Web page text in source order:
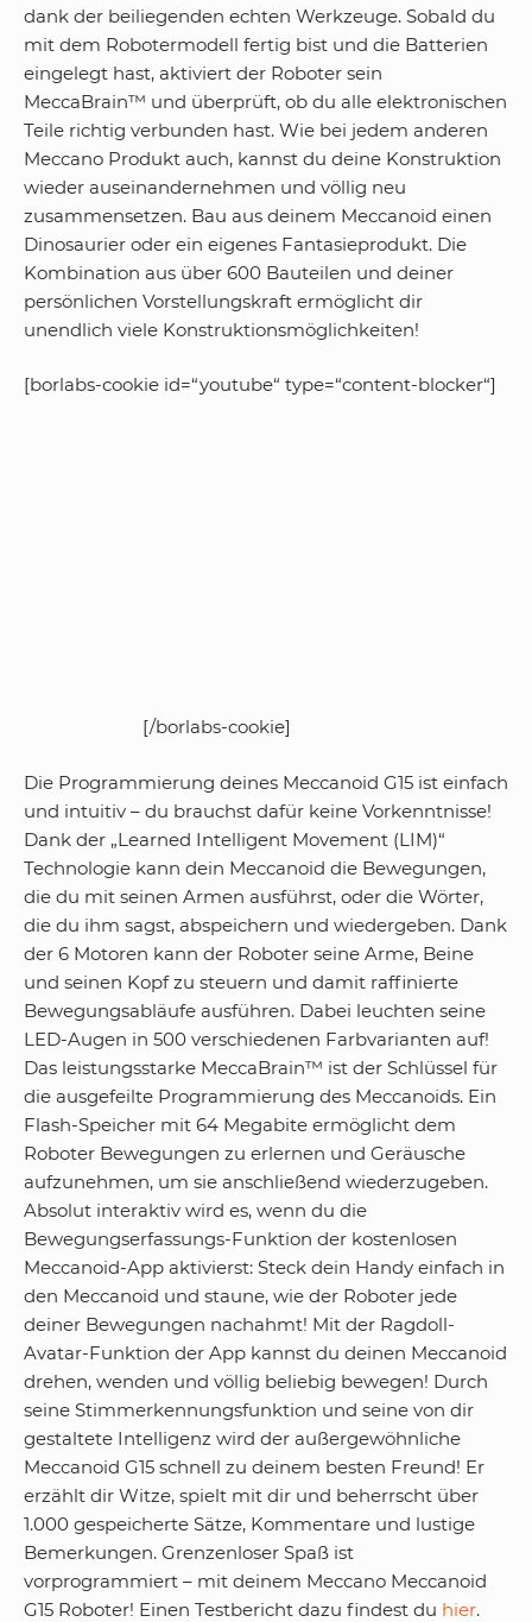
dank der beiliegenden echten Werkzeuge. Sobald du
mit dem Robotermodell fertig bist und die Batterien
eingelegt hast, aktiviert der Roboter sein
MeccaBrain™ und überprüft, ob du alle elektronischen
Teile richtig verbunden hast. Wie bei jedem anderen
Meccano Produkt auch, kannst du deine Konstruktion
wieder auseinandernehmen und völlig neu
zusammensetzen. Bau aus deinem Meccanoid einen
Dinosaurier oder ein eigenes Fantasieprodukt. Die
Kombination aus über 600 Bauteilen und deiner
persönlichen Vorstellungskraft ermöglicht dir
unendlich viele Konstruktionsmöglichkeiten!
[borlabs-cookie id=“youtube“ type=“content-blocker“]
[/borlabs-cookie]
Die Programmierung deines Meccanoid G15 ist einfach
und intuitiv – du brauchst dafür keine Vorkenntnisse!
Dank der „Learned Intelligent Movement (LIM)“
Technologie kann dein Meccanoid die Bewegungen,
die du mit seinen Armen ausführst, oder die Wörter,
die du ihm sagst, abspeichern und wiedergeben. Dank
der 6 Motoren kann der Roboter seine Arme, Beine
und seinen Kopf zu steuern und damit raffinierte
Bewegungsabläufe ausführen. Dabei leuchten seine
LED-Augen in 500 verschiedenen Farbvarianten auf!
Das leistungsstarke MeccaBrain™ ist der Schlüssel für
die ausgefeilte Programmierung des Meccanoids. Ein
Flash-Speicher mit 64 Megabite ermöglicht dem
Roboter Bewegungen zu erlernen und Geräusche
aufzunehmen, um sie anschließend wiederzugeben.
Absolut interaktiv wird es, wenn du die
Bewegungserfassungs-Funktion der kostenlosen
Meccanoid-App aktivierst: Steck dein Handy einfach in
den Meccanoid und staune, wie der Roboter jede
deiner Bewegungen nachahmt! Mit der Ragdoll-
Avatar-Funktion der App kannst du deinen Meccanoid
drehen, wenden und völlig beliebig bewegen! Durch
seine Stimmerkennungsfunktion und seine von dir
gestaltete Intelligenz wird der außergewöhnliche
Meccanoid G15 schnell zu deinem besten Freund! Er
erzählt dir Witze, spielt mit dir und beherrscht über
1.000 gespeicherte Sätze, Kommentare und lustige
Bemerkungen. Grenzenloser Spaß ist
vorprogrammiert – mit deinem Meccano Meccanoid
G15 Roboter! Einen Testbericht dazu findest du hier.